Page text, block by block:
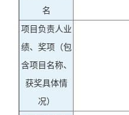
名
项目负责人业
绩、奖项（包
含项目名称、
获奖具体情
况）